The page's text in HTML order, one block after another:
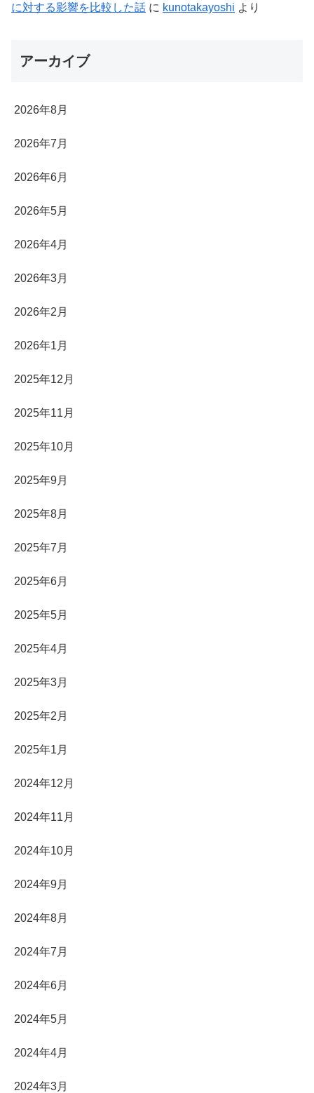
に対する影響を比較した話 に kunotakayoshi より
アーカイブ
2026年8月
2026年7月
2026年6月
2026年5月
2026年4月
2026年3月
2026年2月
2026年1月
2025年12月
2025年11月
2025年10月
2025年9月
2025年8月
2025年7月
2025年6月
2025年5月
2025年4月
2025年3月
2025年2月
2025年1月
2024年12月
2024年11月
2024年10月
2024年9月
2024年8月
2024年7月
2024年6月
2024年5月
2024年4月
2024年3月